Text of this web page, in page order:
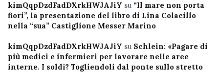
kimQqpDzdFadDXrkHWJAJiY su “Il mare non porta
fiori”, la presentazione del libro di Lina Colacillo
nella “sua” Castiglione Messer Marino
kimQqpDzdFadDXrkHWJAJiY su Schlein: «Pagare di
più medici e infermieri per lavorare nelle aree
interne. I soldi? Togliendoli dal ponte sullo stretto